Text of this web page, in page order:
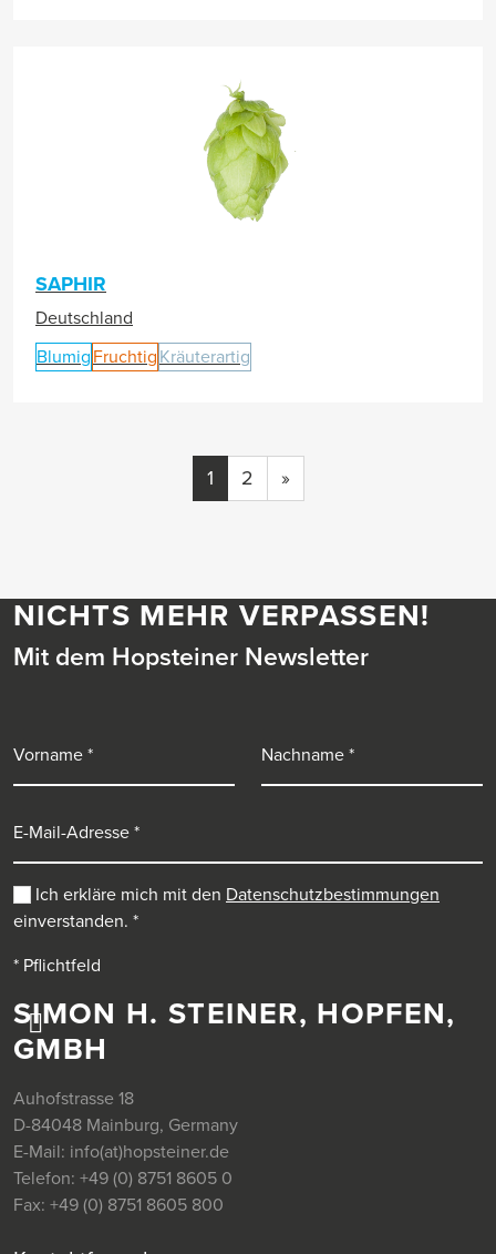
SAPHIR
Deutschland
Blumig Fruchtig Kräuterartig
1 2 »
SIMON H. STEINER, HOPFEN,
GMBH
Auhofstrasse 18
D-84048 Mainburg, Germany
E-Mail: info(at)hopsteiner.de
Telefon: +49 (0) 8751 8605 0
Fax: +49 (0) 8751 8605 800
NICHTS MEHR VERPASSEN!
Mit dem Hopsteiner Newsletter
Ich erkläre mich mit den Datenschutzbestimmungen
einverstanden. *
* Pflichtfeld